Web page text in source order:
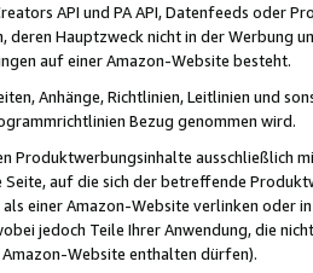
API und PA API, Datenfeeds oder
deren Hauptzweck nicht in der Werbung
auf einer Amazon-Website besteht.
Anhänge, Richtlinien, Leitlinien und
Bezug genommen wird.
Produktwerbungsinhalte ausschließlich
auf die sich der betreffende
einer Amazon-Website verlinken oder
jedoch Teile Ihrer Anwendung, die
Website enthalten dürfen).